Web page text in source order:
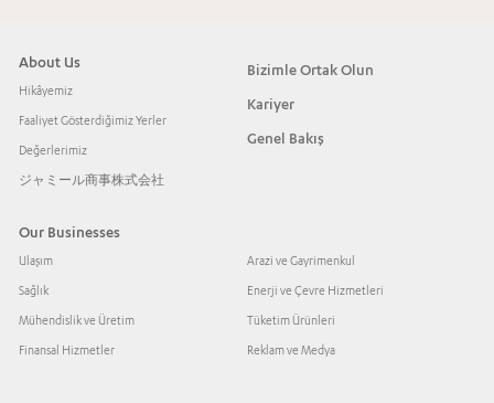
aldı
About Us
Hikâyemiz
Faaliyet Gösterdiğimiz Yerler
Değerlerimiz
ジャミール商事株式会社
Bizimle Ortak Olun
Kariyer
Genel Bakış
Our Businesses
Ulaşım
Sağlık
Mühendislik ve Üretim
Finansal Hizmetler
Arazi ve Gayrimenkul
Enerji ve Çevre Hizmetleri
Tüketim Ürünleri
Reklam ve Medya